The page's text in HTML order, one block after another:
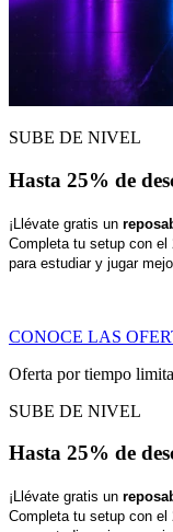
SUBE DE NIVEL
Hasta 25% de
¡Llévate gratis un
Completa tu setup con
para estudiar y jugar
CONOCE LAS
Oferta por tiempo
SUBE DE NIVEL
Hasta 25% de
¡Llévate gratis un
Completa tu setup con